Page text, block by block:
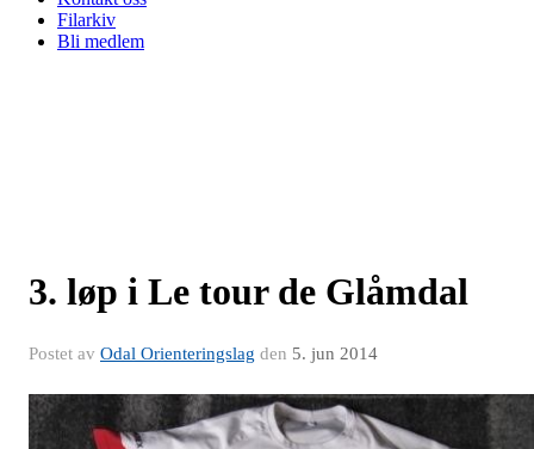
Filarkiv
Bli medlem
3. løp i Le tour de Glåmdal
Postet av Odal Orienteringslag den 5. jun 2014